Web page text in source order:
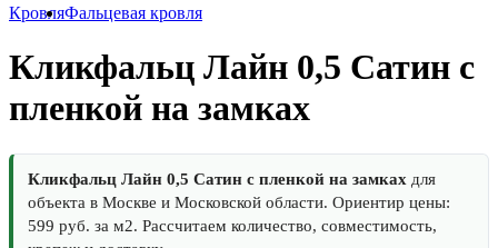
КровляФальцевая кровля
Кликфальц Лайн 0,5 Сатин с
пленкой на замках
Кликфальц Лайн 0,5 Сатин с пленкой на замках для
объекта в Москве и Московской области. Ориентир цены:
599 руб. за м2. Рассчитаем количество, совместимость,